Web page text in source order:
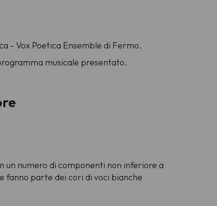
- Vox Poetica Ensemble di Fermo.
musicale presentato.
un numero di componenti non inferiore a
fanno parte dei cori di voci bianche